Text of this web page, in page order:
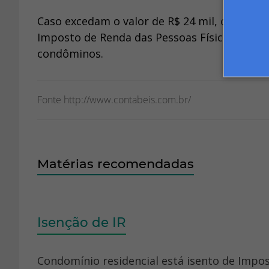
Caso excedam o valor de R$ 24 mil, os
Imposto de Renda das Pessoas Físicas,
condôminos.
Fonte http://www.contabeis.com.br/
Matérias recomendadas
Isenção de IR
Condomínio residencial está isento de